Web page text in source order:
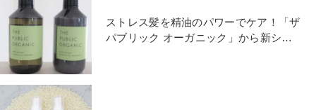
ストレス髪を精油のパワーでケア！「ザ
パブリック オーガニック」から新シリ